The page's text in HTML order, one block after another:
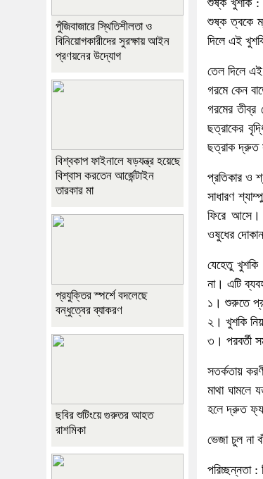
শুষ্ক খুশকি :
শুষ্ক ত্বকে
দিলে এই
তেল দিলে
গরমে কেন
গরমের তীব্র
ছত্রাকের
ছত্রাক দ্রুত
প্রতিকার ও
সাধারণ
ফিরে আসে।
ওষুধের
যেহেতু খুশকি
না। এটি
১। শুরুতে
২। খুশকি
৩। পরবর্তী
সতর্কতায়
মাথা ঘামলে
হলে দ্রুত
ভেজা চুল না
পরিচ্ছন্নতা
পুঁজিবাজারে স্থিতিশীলতা ও
বিনিয়োগকারীদের সুরক্ষায় আইন
প্রণয়নের উদ্যোগ
বিশ্বকাপ ফাইনালে ষড়যন্ত্র হয়েছে
বিশ্বাস করতেন আর্জেন্টাইন
তারকার মা
প্রযুক্তির স্পর্শে বদলেছে
বন্ধুত্বের ব্যাকরণ
ছবির শুটিংয়ে গুরুতর আহত
রাশমিকা